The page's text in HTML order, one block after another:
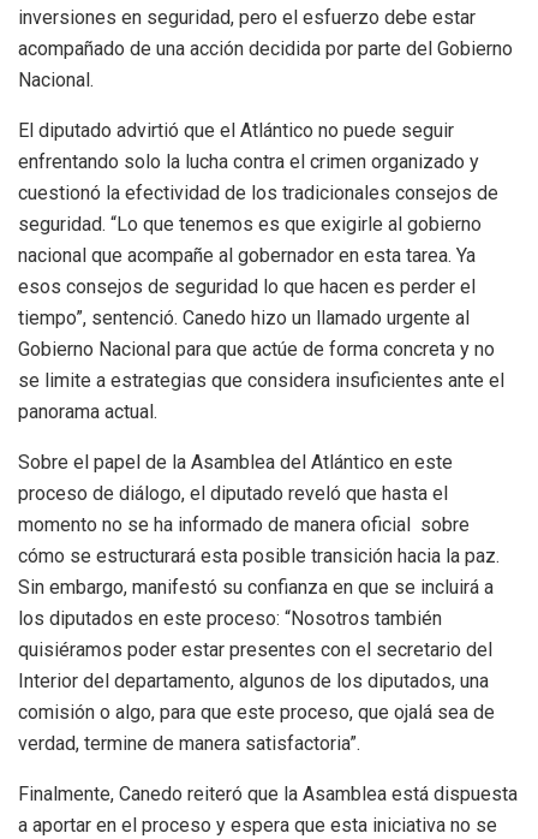
inversiones en seguridad, pero el esfuerzo debe estar
acompañado de una acción decidida por parte del Gobierno
Nacional.
El diputado advirtió que el Atlántico no puede seguir
enfrentando solo la lucha contra el crimen organizado y
cuestionó la efectividad de los tradicionales consejos de
seguridad. “Lo que tenemos es que exigirle al gobierno
nacional que acompañe al gobernador en esta tarea. Ya
esos consejos de seguridad lo que hacen es perder el
tiempo”, sentenció. Canedo hizo un llamado urgente al
Gobierno Nacional para que actúe de forma concreta y no
se limite a estrategias que considera insuficientes ante el
panorama actual.
Sobre el papel de la Asamblea del Atlántico en este
proceso de diálogo, el diputado reveló que hasta el
momento no se ha informado de manera oficial sobre
cómo se estructurará esta posible transición hacia la paz.
Sin embargo, manifestó su confianza en que se incluirá a
los diputados en este proceso: “Nosotros también
quisiéramos poder estar presentes con el secretario del
Interior del departamento, algunos de los diputados, una
comisión o algo, para que este proceso, que ojalá sea de
verdad, termine de manera satisfactoria”.
Finalmente, Canedo reiteró que la Asamblea está dispuesta
a aportar en el proceso y espera que esta iniciativa no se